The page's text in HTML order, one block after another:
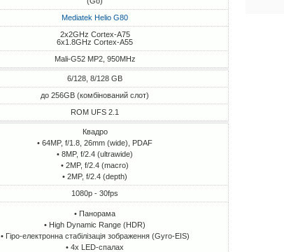
Mediatek Helio G80
2x2GHz Cortex-A75
6x1.8GHz Cortex-A55
Mali-G52 MP2, 950MHz
6/128, 8/128 GB
до 256GB (комбінований слот)
ROM UFS 2.1
Квадро
• 64MP, f/1.8, 26mm (wide), PDAF
• 8MP, f/2.4 (ultrawide)
• 2MP, f/2.4 (macro)
• 2MP, f/2.4 (depth)
1080p - 30fps
• Панорама
• High Dynamic Range (HDR)
• Гіро-електронна стабілізація зображення (Gyro-EIS)
• 4х LED-спалах